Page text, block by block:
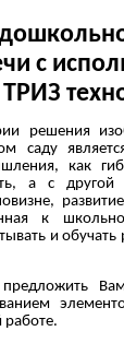
с
решения
саду
как
а с
к
и
работе.